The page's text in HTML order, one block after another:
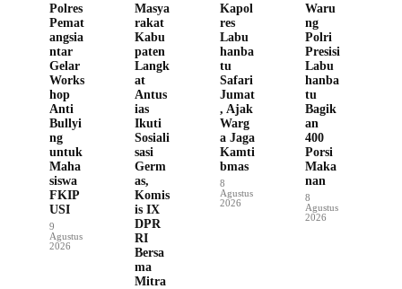
Polres
Pemat
angsia
ntar
Gelar
Works
hop
Anti
Bullyi
ng
untuk
Maha
siswa
FKIP
USI
9
Agustus
2026
Masya
rakat
Kabu
paten
Langk
at
Antus
ias
Ikuti
Sosiali
sasi
Germ
as,
Komis
is IX
DPR
RI
Bersa
ma
Mitra
Kapol
res
Labu
hanba
tu
Safari
Jumat
, Ajak
Warg
a Jaga
Kamti
bmas
8
Agustus
2026
Waru
ng
Polri
Presisi
Labu
hanba
tu
Bagik
an
400
Porsi
Maka
nan
8
Agustus
2026